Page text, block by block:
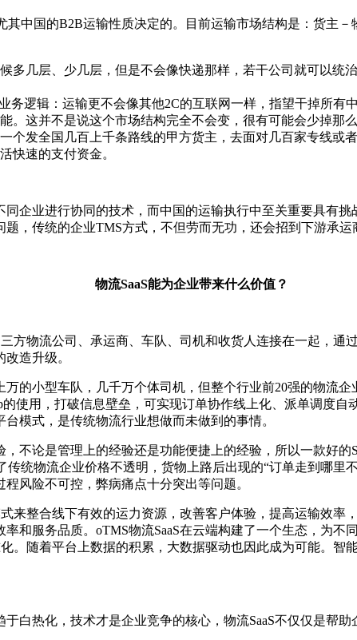
其中国的B2B运输性质决定的。目前运输市场结构是：货主
多几层、少几层，但是不会像快递那样，若干公司就可以统
务逻辑：运输更不会像其他2C的互联网一样，指望干掉所
。这并不是说这个市场结构完全不会变，很有可能会少掉那
个发全国几百上千条路线的甲方货主，去面对几百家专线或
快速的支付资金。
企业进行协同的技术，而中国的运输执行中至关重要具有
，传统的企业TMS方式，不但劳而无功，还会招到下游承
物流SaaS能为企业带来什么价值？
方物流公司、承运商、车队、司机和收货人连接在一起，
造升级。
的小型车队，几千万个体司机，但整个行业前20强的物流
使用，打破信息壁垒，可实现订单协作线上化、派单调度自
模式，是传统物流行业想做而未做到的事情。
不论是管理上的经验还是功能便捷上的经验，所以一款好的
传统物流企业价格不透明，货物上路后出现的“订单走到哪
风险不可控，弊病痛点十分突出等问题。
来整合线下有效的运力资源，改善客户体验，提高运输效率
和服务品质。oTMS物流SaaS在云端构建了一个生态，为
。随着平台上数据的积累，大数据驱动也因此成为可能。
白热化，技术才是企业竞争的核心，物流SaaS不仅仅是帮